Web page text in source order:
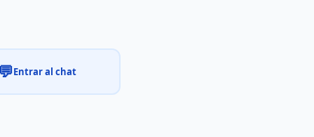
Entrar al chat